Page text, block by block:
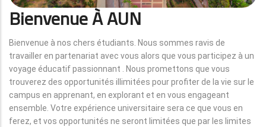
Bienvenue À AUN
Bienvenue à nos chers étudiants. Nous sommes ravis de
travailler en partenariat avec vous alors que vous participez à un
voyage éducatif passionnant . Nous promettons que vous
trouverez des opportunités illimitées pour profiter de la vie sur le
campus en apprenant, en explorant et en vous engageant
ensemble. Votre expérience universitaire sera ce que vous en
ferez, et vos opportunités ne seront limitées que par les limites